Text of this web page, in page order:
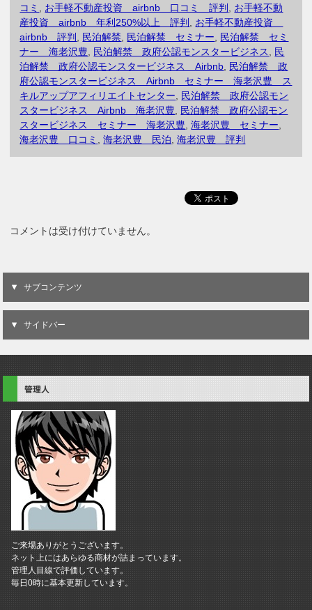
コミ
お手軽不動産投資 airbnb 口コミ 評判
お手軽不動
産投資 airbnb 年利250%以上 評判
お手軽不動産投資
airbnb 評判
民泊解禁 民泊解禁 セミナー
民泊解禁 セミ
ナー 海老沢豊
民泊解禁 政府公認モンスタービジネス
民
泊解禁 政府公認モンスタービジネス Airbnb
民泊解禁 政
府公認モンスタービジネス Airbnb セミナー 海老沢豊 ス
キルアップアフィリエイトセンター
民泊解禁 政府公認モン
スタービジネス Airbnb 海老沢豊
民泊解禁 政府公認モン
スタービジネス セミナー 海老沢豊 ,海老沢豊 セミナー
海老沢豊 口コミ
,海老沢豊 民泊 ,海老沢豊 評判
コメントは受け付けていません。
サブコンテンツ
サイドバー
管理人
ご来場ありがとうございます。
ネット上にはあらゆる商材が詰まっています。
管理人目線で評価しています。
毎日0時に基本更新しています。